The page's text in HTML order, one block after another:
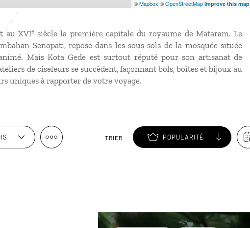
©Mapbox ©OpenStreetMap Improve this map
au XVIesiècle la première capitale du royaume de Mataram. Le
Senopati, repose dans les sous-sols de la mosquée située
Mais Kota Gede est surtout réputé pour son artisanat de
de ciseleurs se succèdent, façonnant bols, boîtes et bijoux au
uniques à rapporter de votre voyage.
TRIER POPULARITÉ